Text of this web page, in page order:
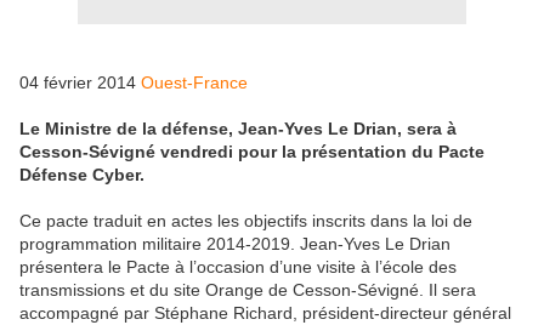
04 février 2014 Ouest-France
Le Ministre de la défense, Jean-Yves Le Drian, sera à
Cesson-Sévigné vendredi pour la présentation du Pacte
Défense Cyber.
Ce pacte traduit en actes les objectifs inscrits dans la loi de
programmation militaire 2014-2019. Jean-Yves Le Drian
présentera le Pacte à l’occasion d’une visite à l’école des
transmissions et du site Orange de Cesson-Sévigné. Il sera
accompagné par Stéphane Richard, président-directeur général